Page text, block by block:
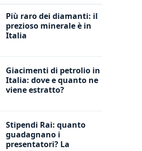
Più raro dei diamanti: il
prezioso minerale è in
Italia
Giacimenti di petrolio in
Italia: dove e quanto ne
viene estratto?
Stipendi Rai: quanto
guadagnano i
presentatori? La